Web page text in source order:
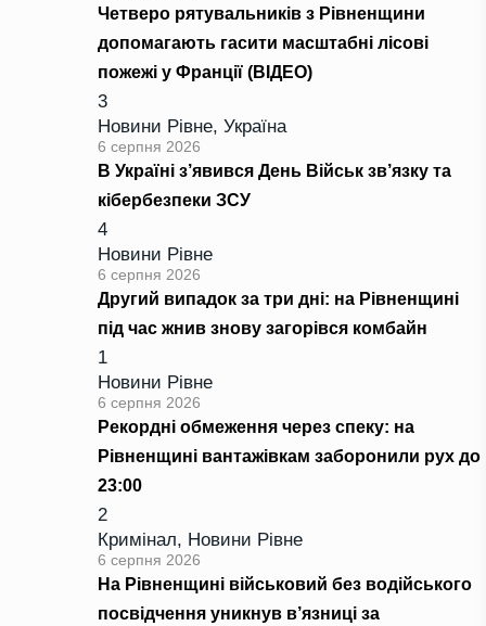
Четверо рятувальників з Рівненщини
допомагають гасити масштабні лісові
пожежі у Франції (ВІДЕО)
3
Новини Рівне, Україна
6 серпня 2026
В Україні з’явився День Військ зв’язку та
кібербезпеки ЗСУ
4
Новини Рівне
6 серпня 2026
Другий випадок за три дні: на Рівненщині
під час жнив знову загорівся комбайн
1
Новини Рівне
6 серпня 2026
Рекордні обмеження через спеку: на
Рівненщині вантажівкам заборонили рух до
23:00
2
Кримінал, Новини Рівне
6 серпня 2026
На Рівненщині військовий без водійського
посвідчення уникнув в’язниці за